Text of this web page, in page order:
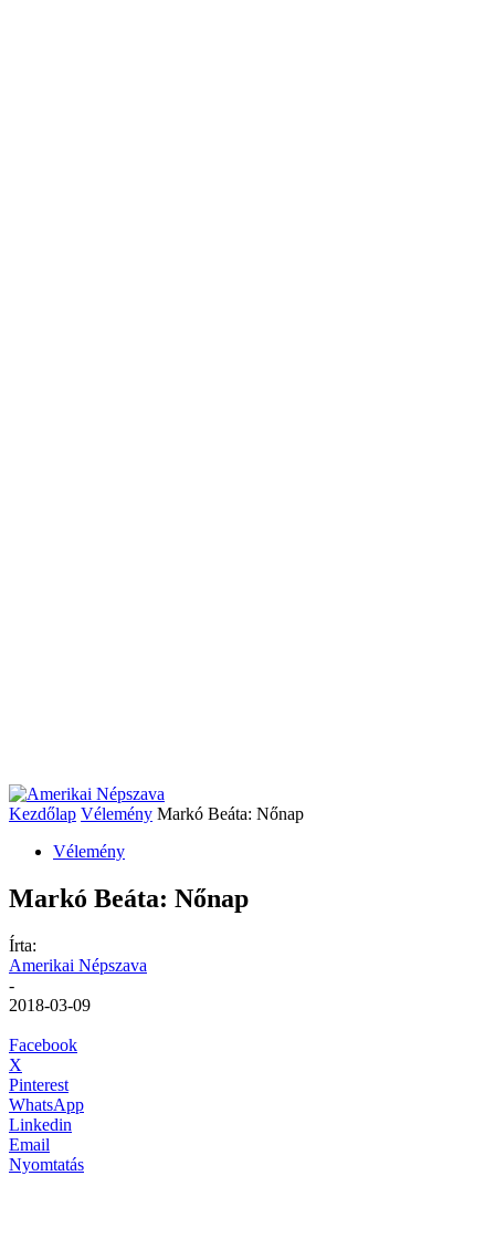
Kezdőlap Vélemény Markó Beáta: Nőnap
Vélemény
Markó Beáta: Nőnap
Írta:
Amerikai Népszava
-
2018-03-09
Facebook
X
Pinterest
WhatsApp
Linkedin
Email
Nyomtatás